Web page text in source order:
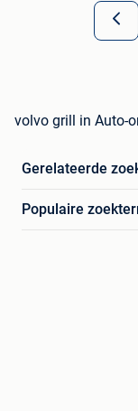
volvo grill in Auto-
Gerelateerde
Populaire